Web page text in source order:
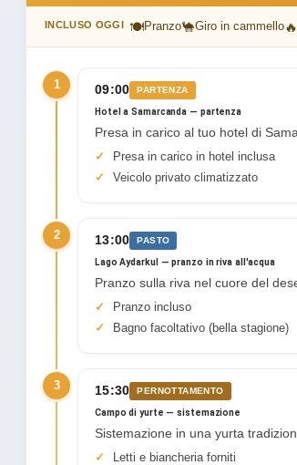
INCLUSO OGGI 🍽Pranzo🐪Giro in cammello🔥
1 09:00 PARTENZA
Hotel a Samarcanda — partenza
Presa in carico al tuo hotel di
Presa in carico in hotel inclusa
Veicolo privato climatizzato
2 13:00 PASTO
Lago Aydarkul — pranzo in riva all'acqua
Pranzo sulla riva nel cuore del
Pranzo incluso
Bagno facoltativo (bella stagione)
3 15:30 PERNOTTAMENTO
Campo di yurte — sistemazione
Sistemazione in una yurta
Letti e biancheria forniti